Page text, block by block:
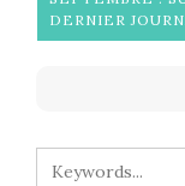
DERNIER